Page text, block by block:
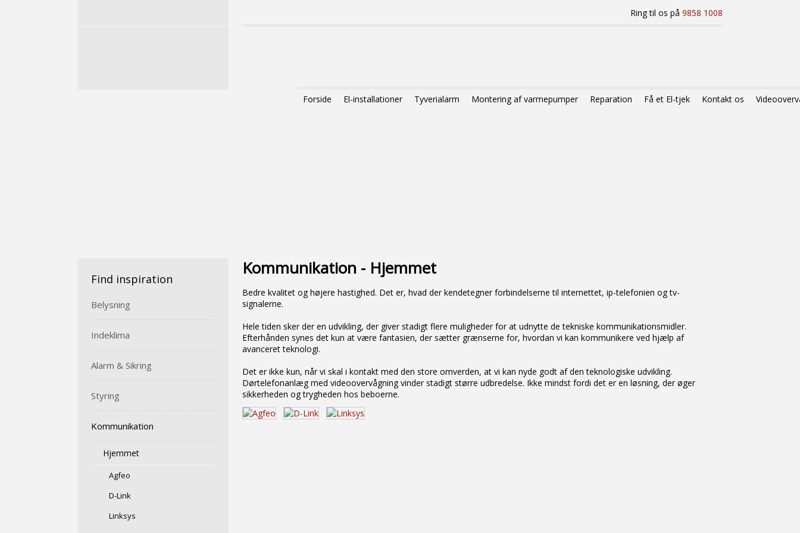
Ring til os på9858 1008
Forside El-installationer Tyverialarm Montering af varmepumper Reparation Få et El-tjek Kontakt os
​Find inspiration
Belysning
Indeklima
Alarm & Sikring
Styring
Kommunikation
Hjemmet
Agfeo
D-Link
Linksys
Kommunikation - Hjemmet
Bedre kvalitet og højere hastighed. Det er, hvad der kendetegner forbindelserne til internettet, ip-telefonien og tv-
signalerne.
Hele tiden sker der en udvikling, der giver stadigt flere muligheder for at udnytte de tekniske kommunikationsmidler.
Efterhånden synes det kun at være fantasien, der sætter grænserne for, hvordan vi kan kommunikere ved hjælp af
avanceret teknologi.
Det er ikke kun, når vi skal i kontakt med den store omverden, at vi kan nyde godt af den teknologiske udvikling.
Dørtelefonanlæg med videoovervågning vinder stadigt større udbredelse. Ikke mindst fordi det er en løsning, der øger
sikkerheden og trygheden hos beboerne.